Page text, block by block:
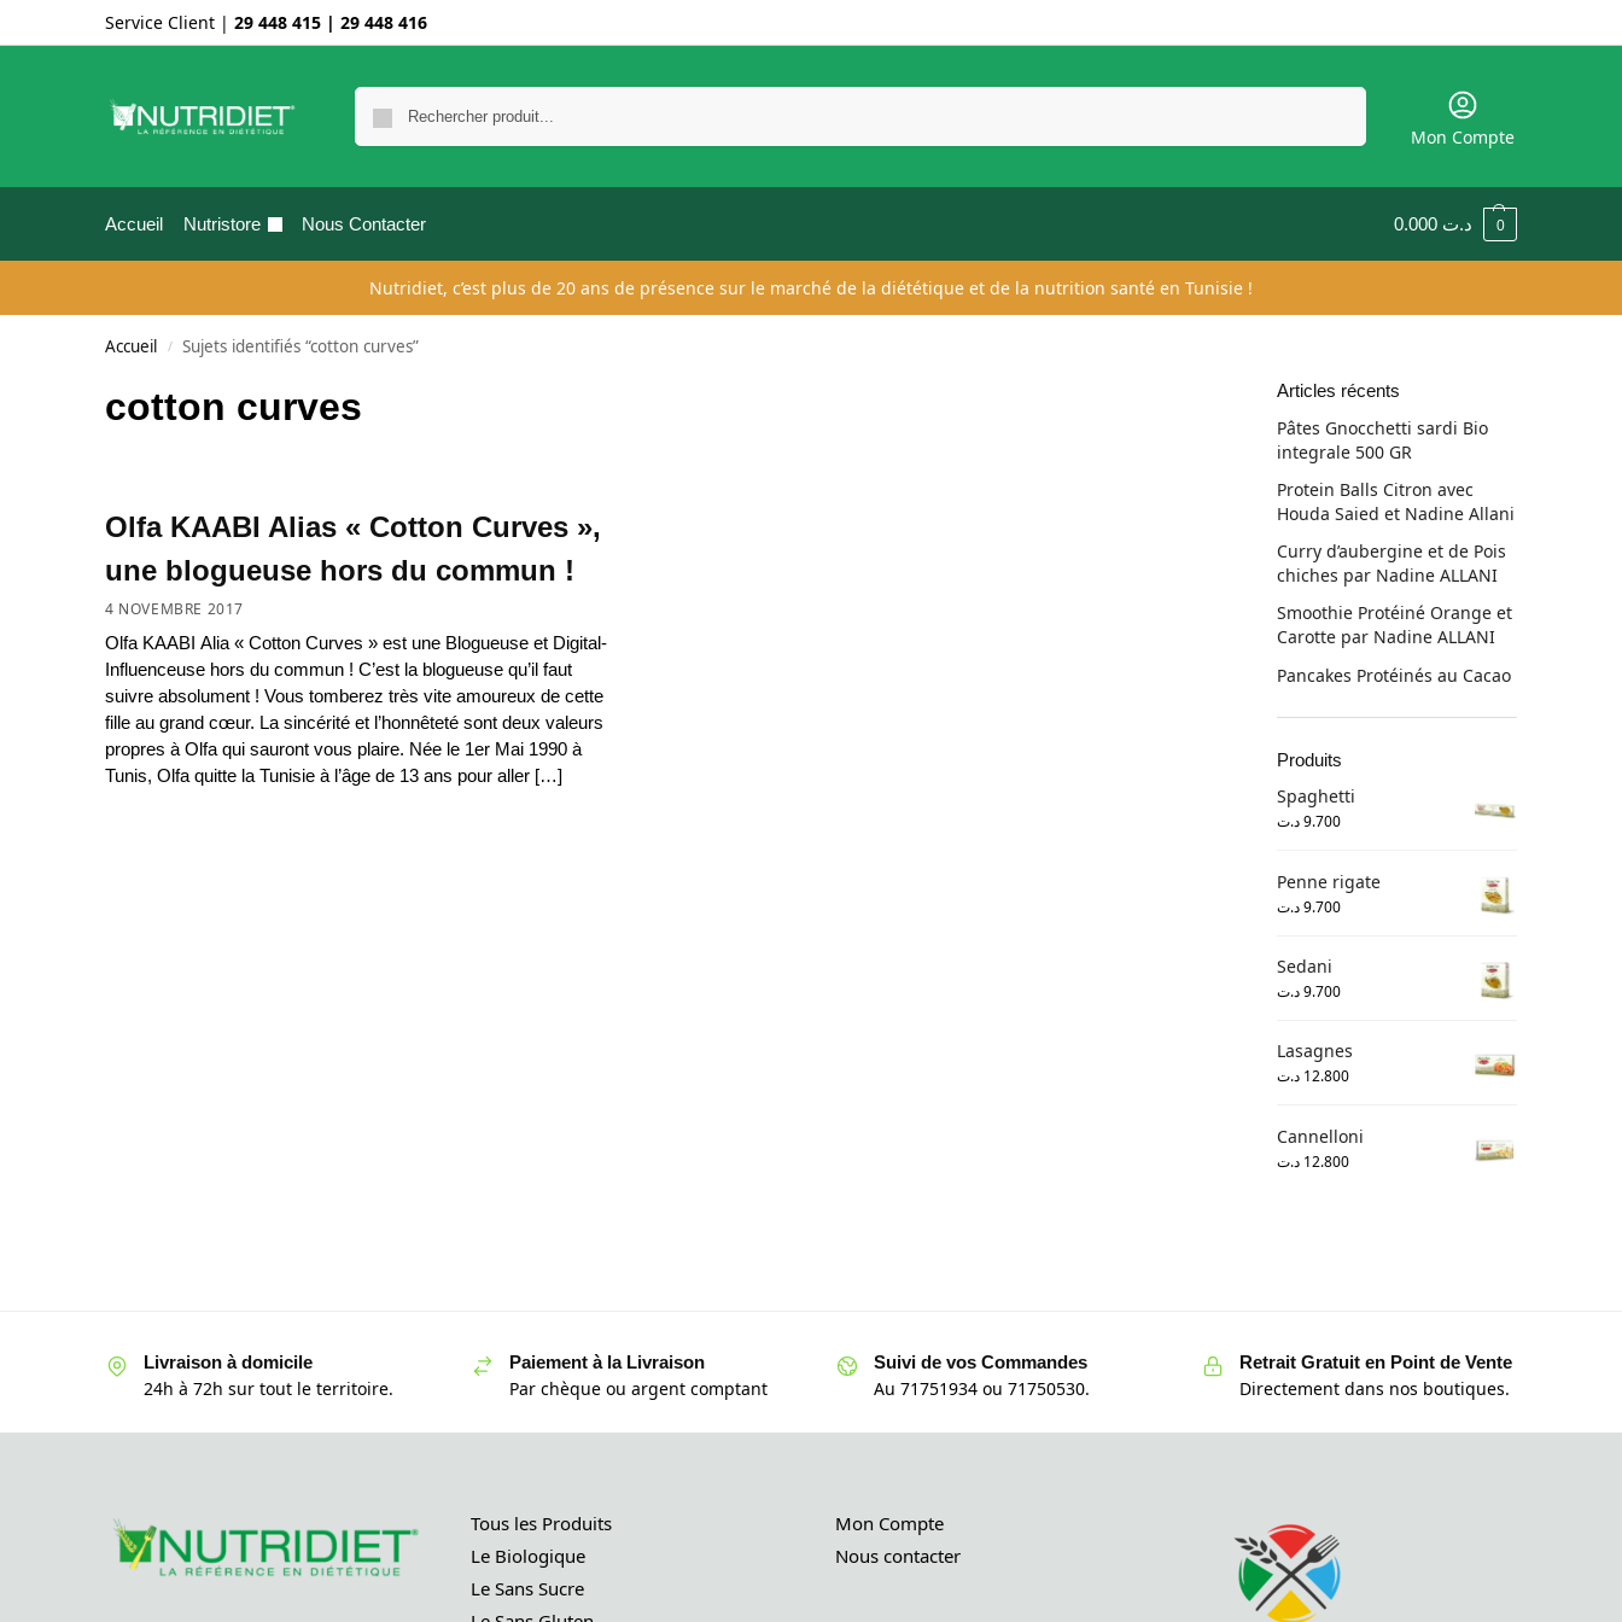
Service Client | 29 448 415 | 29 448 416
Mon Compte
Accueil Nutristore Nous Contacter 0.000 د.ت 0
Nutridiet, c’est plus de 20 ans de présence sur le marché de la diététique et de la nutrition santé en Tunisie !
Accueil / Sujets identifiés “cotton curves”
cotton curves
Olfa KAABI Alias « Cotton Curves »,
une blogueuse hors du commun !
4 NOVEMBRE 2017
Olfa KAABI Alia « Cotton Curves » est une Blogueuse et Digital-
Influenceuse hors du commun ! C’est la blogueuse qu’il faut
suivre absolument ! Vous tomberez très vite amoureux de cette
fille au grand cœur. La sincérité et l’honnêteté sont deux valeurs
propres à Olfa qui sauront vous plaire. Née le 1er Mai 1990 à
Tunis, Olfa quitte la Tunisie à l’âge de 13 ans pour aller […]
Articles récents
Pâtes Gnocchetti sardi Bio
integrale 500 GR
Protein Balls Citron avec
Houda Saied et Nadine Allani
Curry d’aubergine et de Pois
chiches par Nadine ALLANI
Smoothie Protéiné Orange et
Carotte par Nadine ALLANI
Pancakes Protéinés au Cacao
Produits
Spaghetti
9.700د.ت
Penne rigate
9.700د.ت
Sedani
9.700د.ت
Lasagnes
12.800 د.ت
Cannelloni
12.800 د.ت
Livraison à domicile
24h à 72h sur tout le territoire.
Paiement à la Livraison
Par chèque ou argent comptant
Suivi de vos Commandes
Au 71751934 ou 71750530.
Retrait Gratuit en Point de Vente
Directement dans nos boutiques.
Tous les Produits
Le Biologique
Le Sans Sucre
Mon Compte
Nous contacter